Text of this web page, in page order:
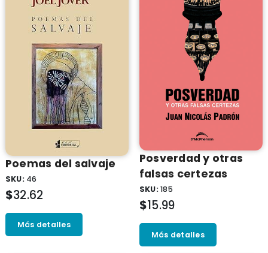
Poemas del salvaje
SKU: 46
$32.62
Más detalles
Posverdad y otras
falsas certezas
SKU:185
$15.99
Más detalles